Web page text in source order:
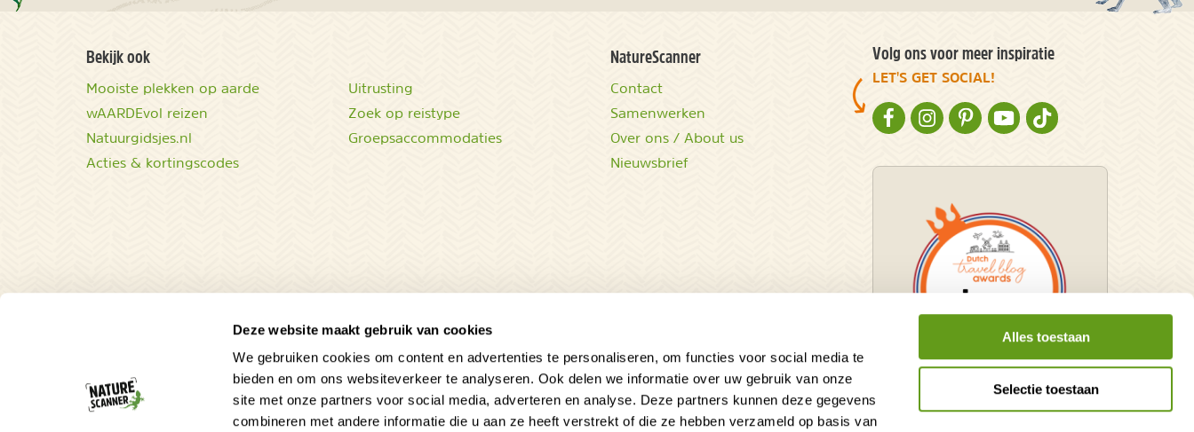
Deze website maakt gebruik van cookies
We gebruiken cookies om content en advertenties te personaliseren, om functies voor social media te
bieden en om ons websiteverkeer te analyseren. Ook delen we informatie over uw gebruik van onze
site met onze partners voor social media, adverteren en analyse. Deze partners kunnen deze gegevens
combineren met andere informatie die u aan ze heeft verstrekt of die ze hebben verzameld op basis van
Alles toestaan
Selectie toestaan
Bekijk ook
Mooiste plekken op aarde
wAARDEvol reizen
Natuurgidsjes.nl
Acties & kortingscodes
Uitrusting
Zoek op reistype
Groepsaccommodaties
NatureScanner
Contact
Samenwerken
Over ons / About us
Nieuwsbrief
Volg ons voor meer inspiratie
LET'S GET SOCIAL!
NATURESCANNER OP FACEBOOK
NATURESCANNER OP INSTAGRAM
NATURESCANNER OP PINTEREST
NATURESCANNER OP YOUTUBE
NATURESCANNER OP